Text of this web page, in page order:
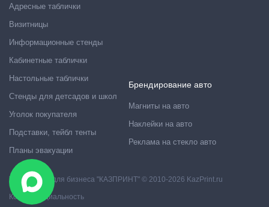
Адресные таблички
Визитницы
Информационные стенды
Кабинетные таблички
Настольные таблички
Стенды для детсадов и школ
Уголок покупателя
Подставки, тейбл тенты
Планы эвакуации
Брендирование авто
Магниты на авто
Наклейки на авто
Реклама на стекло авто
Типография для бизнеса "КАЗПРИНТ" © 2010-2026 KazPrint.ru
Конфиденциальность